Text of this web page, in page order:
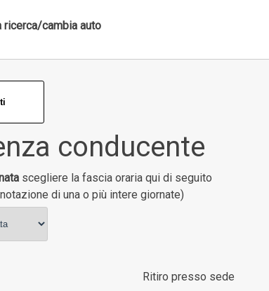
ricerca/cambia auto
conducente
scegliere la fascia oraria qui di seguito
di una o più intere giornate)
Ritiro presso sede